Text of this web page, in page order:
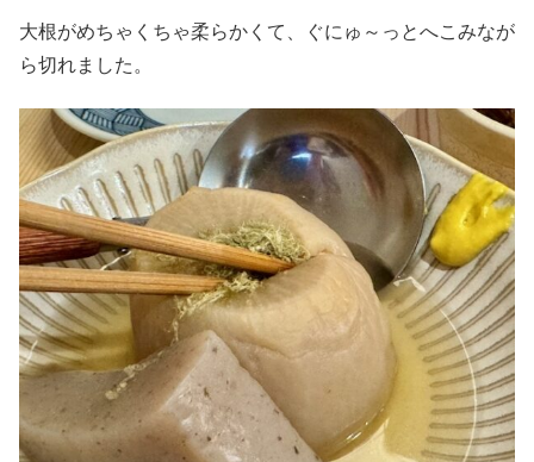
大根がめちゃくちゃ柔らかくて、ぐにゅ～っとへこみなが
ら切れました。